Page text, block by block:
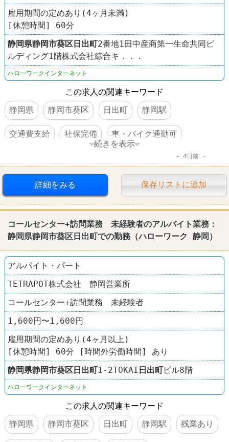
雇用期間の定めあり(4ヶ月未満)
[休憩時間] 60分
静岡県静岡市葵区日出町2番地1田中産商第一生命共同ビ
ルディング1階株式会社綜合キ．．．
ハローワークインターネット
この求人の関連キーワード
静岡県
静岡市葵区 日出町 静岡駅
交通費支給 社保完備 車・バイク通勤可
続きを表示
4日前
詳細をみる 保存リストに追加
コールセンター+訪問業務 未経験者のアルバイト業務：
静岡県静岡市葵区日出町での勤務（ハローワーク 静岡）
アルバイト・パート
TETRAPOT株式会社 静岡営業所
コールセンター+訪問業務 未経験者
1,600円〜1,600円
雇用期間の定めあり(4ヶ月以上)
[休憩時間] 60分 [時間外労働時間] あり
静岡県静岡市葵区日出町1-2TOKAI 日出町ビル8階
ハローワークインターネット
この求人の関連キーワード
静岡県
静岡市葵区 日出町 静岡駅 残業あり